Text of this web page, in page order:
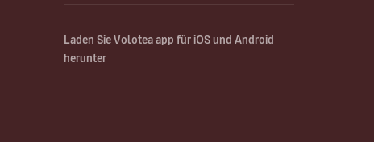
Laden Sie Volotea app für iOS und Android
herunter